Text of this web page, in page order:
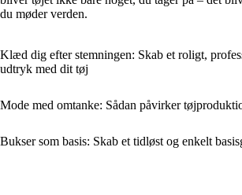
du møder verden.
Klæd dig efter stemningen: Skab et roligt,
udtryk med dit tøj
Mode med omtanke: Sådan påvirker
Bukser som basis: Skab et tidløst og enkelt